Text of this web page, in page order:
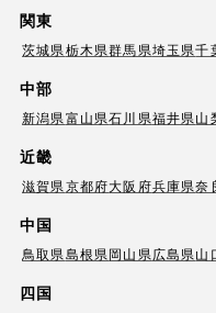
関東
茨城県栃木県群馬県埼玉県千
中部
新潟県富山県石川県福井県山
近畿
滋賀県京都府大阪府兵庫県奈
中国
鳥取県島根県岡山県広島県山
四国